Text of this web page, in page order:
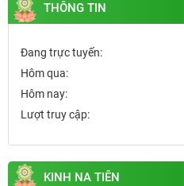
THÔNG TIN
Đang trực tuyến:
Hôm qua:
Hôm nay:
Lượt truy cập:
KINH NA TIÊN